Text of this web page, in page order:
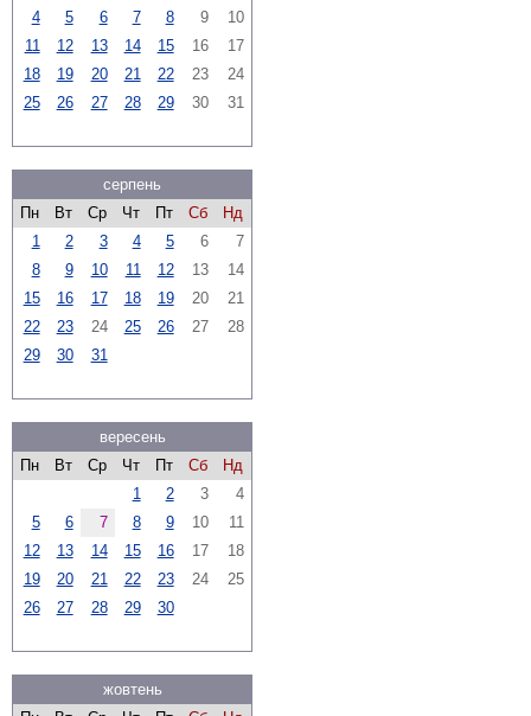
4
5 6 7 8 9
10
11
12 13 14 15 16
17
18
19 20 21 22 23
24
25
26 27 28 29 30 31
серпень
Пн
Вт Ср Чт Пт Сб
Нд
1
2 3 4 5 6
7
8
9 10 11 12 13
14
15
16 17 18 19 20
21
22
23 24 25 26 27
28
29
30 31
вересень
Пн
Вт Ср Чт Пт Сб
Нд
1
2 3
4
5
6 7 8 9 10
11
12
13 14 15 16 17
18
19
20 21 22 23 24
25
26
27 28 29 30
жовтень